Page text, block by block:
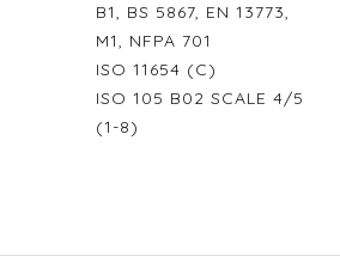
B1, BS 5867, EN 13773,
M1, NFPA 701
ISO 11654 (C)
ISO 105 B02 SCALE 4/5
(1-8)